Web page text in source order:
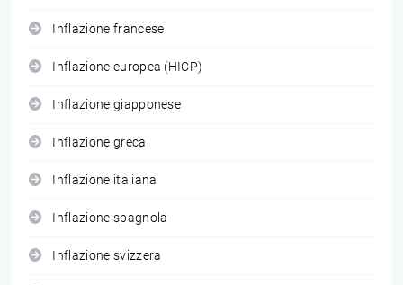
Inflazione francese
Inflazione europea (HICP)
Inflazione giapponese
Inflazione greca
Inflazione italiana
Inflazione spagnola
Inflazione svizzera